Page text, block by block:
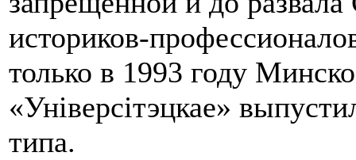
историков-
только в 1993 году
«Унiверсiтэцкае»
типа.